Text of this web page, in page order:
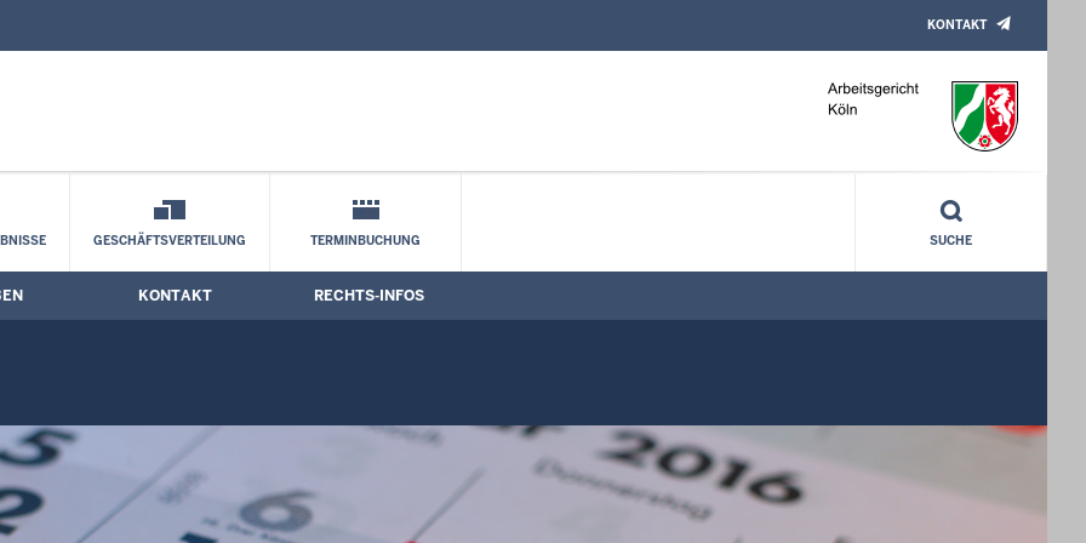
Kontaktformular
KONTAKT
GESCHÄFTSVERTEILUNG TERMINBUCHUNG SUCHE
KONTAKT RECHTS-INFOS